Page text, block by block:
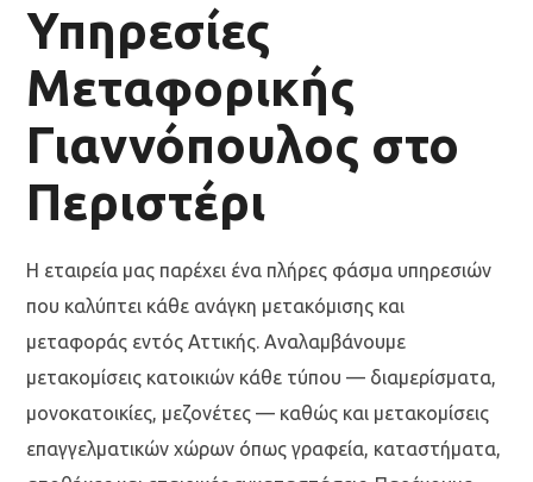
Υπηρεσίες
Μεταφορικής
Γιαννόπουλος στο
Περιστέρι
Η εταιρεία μας παρέχει ένα πλήρες φάσμα υπηρεσιών
που καλύπτει κάθε ανάγκη μετακόμισης και
μεταφοράς εντός Αττικής. Αναλαμβάνουμε
μετακομίσεις κατοικιών κάθε τύπου — διαμερίσματα,
μονοκατοικίες, μεζονέτες — καθώς και μετακομίσεις
επαγγελματικών χώρων όπως γραφεία, καταστήματα,